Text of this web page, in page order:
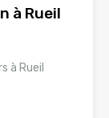
à Rueil
à Rueil